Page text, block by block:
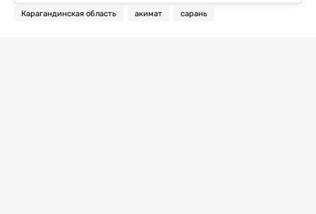
Карагандинская область акимат сарань